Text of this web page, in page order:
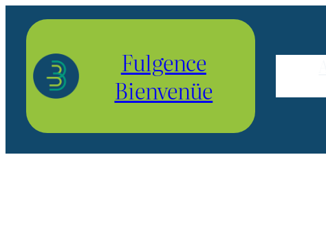
Aller
contenu
Fulgence
Bienvenüe